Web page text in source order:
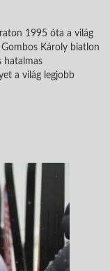
1995 óta a világ
Károly biatlon
hatalmas
a világ legjobb